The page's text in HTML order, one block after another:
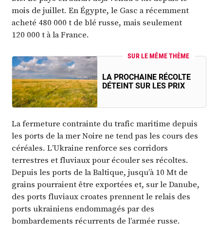
mois de juillet. En Égypte, le Gasc a récemment
acheté 480 000 t de blé russe, mais seulement
120 000 t à la France.
SUR LE MÊME THÈME
LA PROCHAINE RÉCOLTE
DÉTEINT SUR LES PRIX
La fermeture contrainte du trafic maritime depuis
les ports de la mer Noire ne tend pas les cours des
céréales. L’Ukraine renforce ses corridors
terrestres et fluviaux pour écouler ses récoltes.
Depuis les ports de la Baltique, jusqu’à 10 Mt de
grains pourraient être exportées et, sur le Danube,
des ports fluviaux croates prennent le relais des
ports ukrainiens endommagés par des
bombardements récurrents de l’armée russe.